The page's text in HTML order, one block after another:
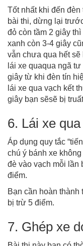
Tốt nhất khi đến
bài thi, dừng lại
đỏ còn tầm 2 giây
xanh còn 3-4 giây
vẫn chưa qua hết
lái xe quaqua ngã
giây từ khi đèn tín
lái xe qua vạch kết
giây bạn sẽsẽ bị
6. Lái xe
Áp dụng quy tắc
chú ý bánh xe
đè vào vạch mỗi lần
điểm.
Bạn cần hoàn thành
bị trừ 5 điểm.
7. Ghép xe